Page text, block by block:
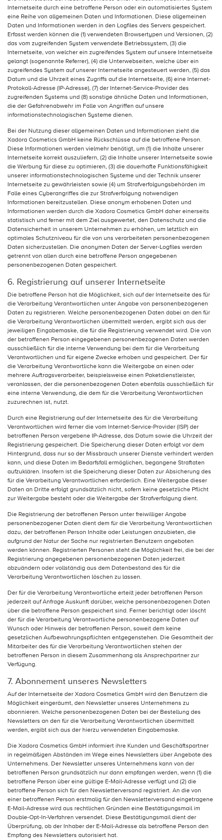
Internetseite durch eine betroffene Person oder ein automatisiertes System
eine Reihe von allgemeinen Daten und Informationen. Diese allgemeinen
Daten und Informationen werden in den Logfiles des Servers gespeichert.
Erfasst werden können die (1) verwendeten Browsertypen und Versionen, (2)
das vom zugreifenden System verwendete Betriebssystem, (3) die
Internetseite, von welcher ein zugreifendes System auf unsere Internetseite
gelangt (sogenannte Referrer), (4) die Unterwebseiten, welche über ein
zugreifendes System auf unserer Internetseite angesteuert werden, (5) das
Datum und die Uhrzeit eines Zugriffs auf die Internetseite, (6) eine Internet-
Protokoll-Adresse (IP-Adresse), (7) der Internet-Service-Provider des
zugreifenden Systems und (8) sonstige ähnliche Daten und Informationen,
die der Gefahrenabwehr im Falle von Angriffen auf unsere
informationstechnologischen Systeme dienen.
Bei der Nutzung dieser allgemeinen Daten und Informationen zieht die
Xadora Cosmetics GmbH keine Rückschlüsse auf die betroffene Person.
Diese Informationen werden vielmehr benötigt, um (1) die Inhalte unserer
Internetseite korrekt auszuliefern, (2) die Inhalte unserer Internetseite sowie
die Werbung für diese zu optimieren, (3) die dauerhafte Funktionsfähigkeit
unserer informationstechnologischen Systeme und der Technik unserer
Internetseite zu gewährleisten sowie (4) um Strafverfolgungsbehörden im
Falle eines Cyberangriffes die zur Strafverfolgung notwendigen
Informationen bereitzustellen. Diese anonym erhobenen Daten und
Informationen werden durch die Xadora Cosmetics GmbH daher einerseits
statistisch und ferner mit dem Ziel ausgewertet, den Datenschutz und die
Datensicherheit in unserem Unternehmen zu erhöhen, um letztlich ein
optimales Schutzniveau für die von uns verarbeiteten personenbezogenen
Daten sicherzustellen. Die anonymen Daten der Server-Logfiles werden
getrennt von allen durch eine betroffene Person angegebenen
personenbezogenen Daten gespeichert.
6. Registrierung auf unserer Internetseite
Die betroffene Person hat die Möglichkeit, sich auf der Internetseite des für
die Verarbeitung Verantwortlichen unter Angabe von personenbezogenen
Daten zu registrieren. Welche personenbezogenen Daten dabei an den für
die Verarbeitung Verantwortlichen übermittelt werden, ergibt sich aus der
jeweiligen Eingabemaske, die für die Registrierung verwendet wird. Die von
der betroffenen Person eingegebenen personenbezogenen Daten werden
ausschließlich für die interne Verwendung bei dem für die Verarbeitung
Verantwortlichen und für eigene Zwecke erhoben und gespeichert. Der für
die Verarbeitung Verantwortliche kann die Weitergabe an einen oder
mehrere Auftragsverarbeiter, beispielsweise einen Paketdienstleister,
veranlassen, der die personenbezogenen Daten ebenfalls ausschließlich für
eine interne Verwendung, die dem für die Verarbeitung Verantwortlichen
zuzurechnen ist, nutzt.
Durch eine Registrierung auf der Internetseite des für die Verarbeitung
Verantwortlichen wird ferner die vom Internet-Service-Provider (ISP) der
betroffenen Person vergebene IP-Adresse, das Datum sowie die Uhrzeit der
Registrierung gespeichert. Die Speicherung dieser Daten erfolgt vor dem
Hintergrund, dass nur so der Missbrauch unserer Dienste verhindert werden
kann, und diese Daten im Bedarfsfall ermöglichen, begangene Straftaten
aufzuklären. Insofern ist die Speicherung dieser Daten zur Absicherung des
für die Verarbeitung Verantwortlichen erforderlich. Eine Weitergabe dieser
Daten an Dritte erfolgt grundsätzlich nicht, sofern keine gesetzliche Pflicht
zur Weitergabe besteht oder die Weitergabe der Strafverfolgung dient.
Die Registrierung der betroffenen Person unter freiwilliger Angabe
personenbezogener Daten dient dem für die Verarbeitung Verantwortlichen
dazu, der betroffenen Person Inhalte oder Leistungen anzubieten, die
aufgrund der Natur der Sache nur registrierten Benutzern angeboten
werden können. Registrierten Personen steht die Möglichkeit frei, die bei der
Registrierung angegebenen personenbezogenen Daten jederzeit
abzuändern oder vollständig aus dem Datenbestand des für die
Verarbeitung Verantwortlichen löschen zu lassen.
Der für die Verarbeitung Verantwortliche erteilt jeder betroffenen Person
jederzeit auf Anfrage Auskunft darüber, welche personenbezogenen Daten
über die betroffene Person gespeichert sind. Ferner berichtigt oder löscht
der für die Verarbeitung Verantwortliche personenbezogene Daten auf
Wunsch oder Hinweis der betroffenen Person, soweit dem keine
gesetzlichen Aufbewahrungspflichten entgegenstehen. Die Gesamtheit der
Mitarbeiter des für die Verarbeitung Verantwortlichen stehen der
betroffenen Person in diesem Zusammenhang als Ansprechpartner zur
Verfügung.
7. Abonnement unseres Newsletters
Auf der Internetseite der Xadora Cosmetics GmbH wird den Benutzern die
Möglichkeit eingeräumt, den Newsletter unseres Unternehmens zu
abonnieren. Welche personenbezogenen Daten bei der Bestellung des
Newsletters an den für die Verarbeitung Verantwortlichen übermittelt
werden, ergibt sich aus der hierzu verwendeten Eingabemaske.
Die Xadora Cosmetics GmbH informiert ihre Kunden und Geschäftspartner
in regelmäßigen Abständen im Wege eines Newsletters über Angebote des
Unternehmens. Der Newsletter unseres Unternehmens kann von der
betroffenen Person grundsätzlich nur dann empfangen werden, wenn (1) die
betroffene Person über eine gültige E-Mail-Adresse verfügt und (2) die
betroffene Person sich für den Newsletterversand registriert. An die von
einer betroffenen Person erstmalig für den Newsletterversand eingetragene
E-Mail-Adresse wird aus rechtlichen Gründen eine Bestätigungsmail im
Double-Opt-In-Verfahren versendet. Diese Bestätigungsmail dient der
Überprüfung, ob der Inhaber der E-Mail-Adresse als betroffene Person den
Empfang des Newsletters autorisiert hat.